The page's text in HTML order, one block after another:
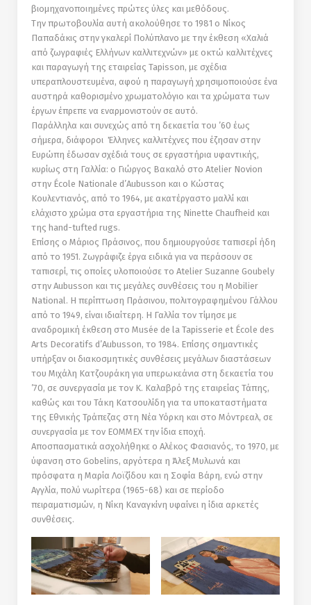
βιοµηχανοποιηµένες πρώτες ύλες και µεθόδους.
Την πρωτοβουλία αυτή ακολούθησε το 1981 ο Νίκος
Παπαδάκις στην γκαλερί Πολύπλανο µε την έκθεση «Χαλιά
από ζωγραφιές Ελλήνων καλλιτεχνών» µε οκτώ καλλιτέχνες
και παραγωγή της εταιρείας Tapisson, µε σχέδια
υπεραπλουστευµένα, αφού η παραγωγή χρησιµοποιούσε ένα
αυστηρά καθορισµένο χρωµατολόγιο και τα χρώµατα των
έργων έπρεπε να εναρµονιστούν σε αυτό.
Παράλληλα και συνεχώς από τη δεκαετία του ’60 έως
σήµερα, διάφοροι Έλληνες καλλιτέχνες που έζησαν στην
Ευρώπη έδωσαν σχέδιά τους σε εργαστήρια υφαντικής,
κυρίως στη Γαλλία: ο Γιώργος Βακαλό στο Αtelier Novion
στην École Nationale d’Aubusson και ο Κώστας
Κουλεντιανός, από το 1964, µε ακατέργαστο µαλλί και
ελάχιστο χρώµα στα εργαστήρια της Νinette Chaufheid και
της hand-tufted rugs.
Επίσης ο Μάριος Πράσινος, που δηµιουργούσε ταπισερί ήδη
από το 1951. Ζωγράφιζε έργα ειδικά για να περάσουν σε
ταπισερί, τις οποίες υλοποιούσε τo Atelier Suzanne Goubely
στην Aubusson και τις µεγάλες συνθέσεις του η Mobilier
National. Η περίπτωση Πράσινου, πολιτογραφηµένου Γάλλου
από το 1949, είναι ιδιαίτερη. H Γαλλία τον τίμησε µε
αναδροµική έκθεση στο Musée de la Tapisserie et École des
Arts Decoratifs d’Aubusson, το 1984. Επίσης σηµαντικές
υπήρξαν οι διακοσµητικές συνθέσεις µεγάλων διαστάσεων
του Μιχάλη Κατζουράκη για υπερωκεάνια στη δεκαετία του
’70, σε συνεργασία µε τον Κ. Καλαβρό της εταιρείας Τάπης,
καθώς και του Τάκη Κατσουλίδη για τα υποκαταστήµατα
της Εθνικής Τράπεζας στη Νέα Υόρκη και στο Μόντρεαλ, σε
συνεργασία µε τον ΕΟΜΜΕΧ την ίδια εποχή.
Αποσπασµατικά ασχολήθηκε ο Αλέκος Φασιανός, το 1970, µε
ύφανση στο Gobelins, αργότερα η Άλεξ Μυλωνά και
πρόσφατα η Μαρία Λοϊζίδου και η Σοφία Βάρη, ενώ στην
Αγγλία, πολύ νωρίτερα (1965-68) και σε περίοδο
πειραματισμών, η Νίκη Καναγκίνη υφαίνει η ίδια αρκετές
συνθέσεις.